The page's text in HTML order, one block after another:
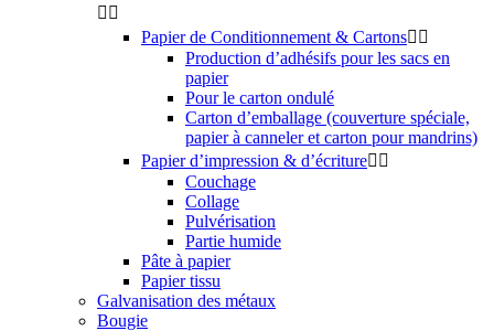
 
Papier de Conditionnement & Cartons 
Production d’adhésifs pour les sacs en
papier
Pour le carton ondulé
Carton d’emballage (couverture spéciale,
papier à canneler et carton pour mandrins)
Papier d’impression & d’écriture 
Couchage
Collage
Pulvérisation
Partie humide
Pâte à papier
Papier tissu
Galvanisation des métaux
Bougie